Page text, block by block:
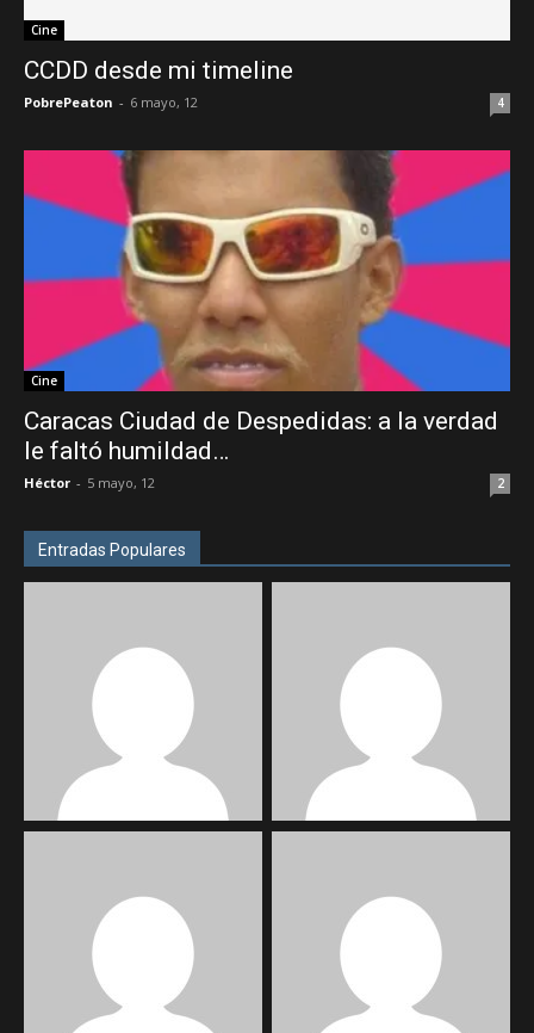
Cine
CCDD desde mi timeline
PobrePeaton - 6 mayo, 12 4
Cine
Caracas Ciudad de Despedidas: a la verdad
le faltó humildad…
Héctor - 5 mayo, 12 2
Entradas Populares